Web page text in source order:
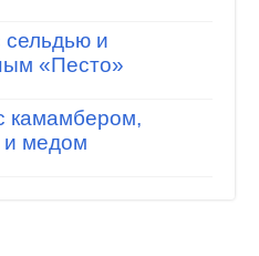
сельдью и
«Песто»
камамбером,
и медом